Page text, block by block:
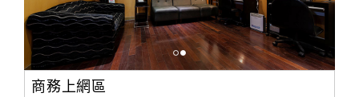
伴
計
劃
商務上網區